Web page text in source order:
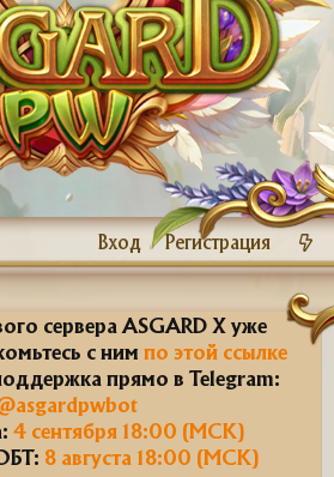
Вход Регистрация
сервера ASGARD X уже
с ним по этой ссылке
прямо в Telegram:
4 сентября 18:00 (МСК)
8 августа 18:00 (МСК)